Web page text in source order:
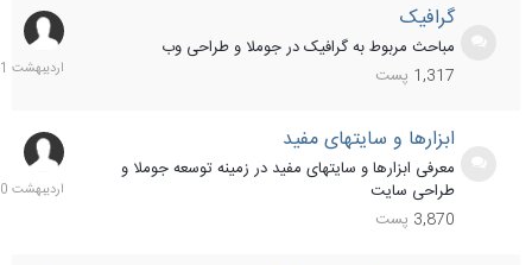
گرافیک
مباحث مربوط به گرافیک در جوملا و طراحی وب
1,317 پست
ابزارها و سایتهای مفید
معرفی ابزارها و سایتهای مفید در زمینه توسعه جوملا و
طراحی سایت
3,870 پست